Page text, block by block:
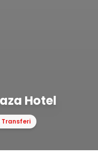
Hotel
Transferi